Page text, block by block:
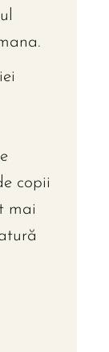
copii
mai